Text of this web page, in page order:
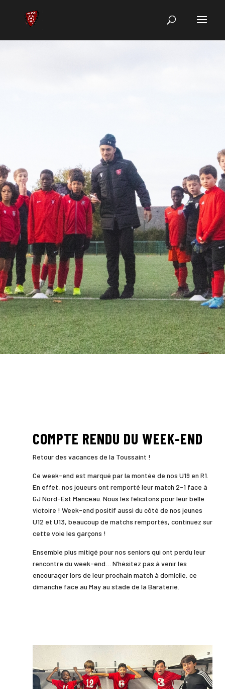
COMPTE RENDU DU WEEK-END
Retour des vacances de la Toussaint !
Ce week-end est marqué par la montée de nos U19 en R1.
En effet, nos joueurs ont remporté leur match 2-1 face à
GJ Nord-Est Manceau. Nous les félicitons pour leur belle
victoire ! Week-end positif aussi du côté de nos jeunes
U12 et U13, beaucoup de matchs remportés, continuez sur
cette voie les garçons !
Ensemble plus mitigé pour nos seniors qui ont perdu leur
rencontre du week-end… N’hésitez pas à venir les
encourager lors de leur prochain match à domicile, ce
dimanche face au May au stade de la Baraterie.